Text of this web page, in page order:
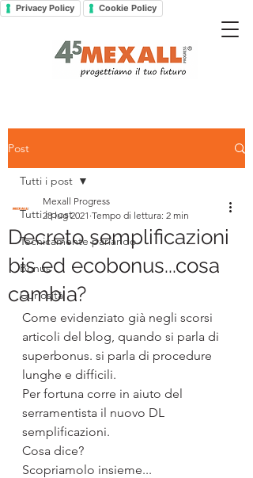
Privacy Policy Cookie Policy
Post
Tutti i post
Tecnicamente parlando
Bonus
Curiosità
Tutti i post
Decreto semplificazioni
bis ed ecobonus...cosa
cambia?
Mexall Progress
28 lug 2021 Tempo di lettura: 2 min
Come evidenziato già negli scorsi
articoli del blog, quando si parla di
superbonus. si parla di procedure
lunghe e difficili.
Per fortuna corre in aiuto del
serramentista il nuovo DL
semplificazioni.
Cosa dice?
Scopriamolo insieme...